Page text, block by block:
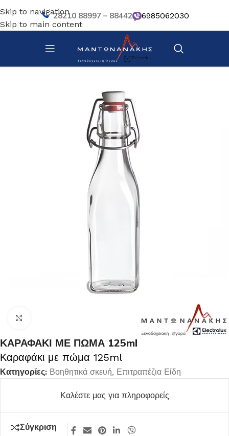
Skip to navigation
Skip to main content
28210 88997 – 88442 6985062030
Αρχική σελίδα/ Επιτραπέζια Είδη/ Βοηθητικά σκευή
ΚΑΡΑΦΑΚΙ ΜΕ ΠΩΜΑ 125ml
Καραφάκι με πώμα 125ml
Κατηγορίες: Βοηθητικά σκευή, Επιτραπέζια Είδη
Καλέστε μας για πληροφορείς
Σύγκριση